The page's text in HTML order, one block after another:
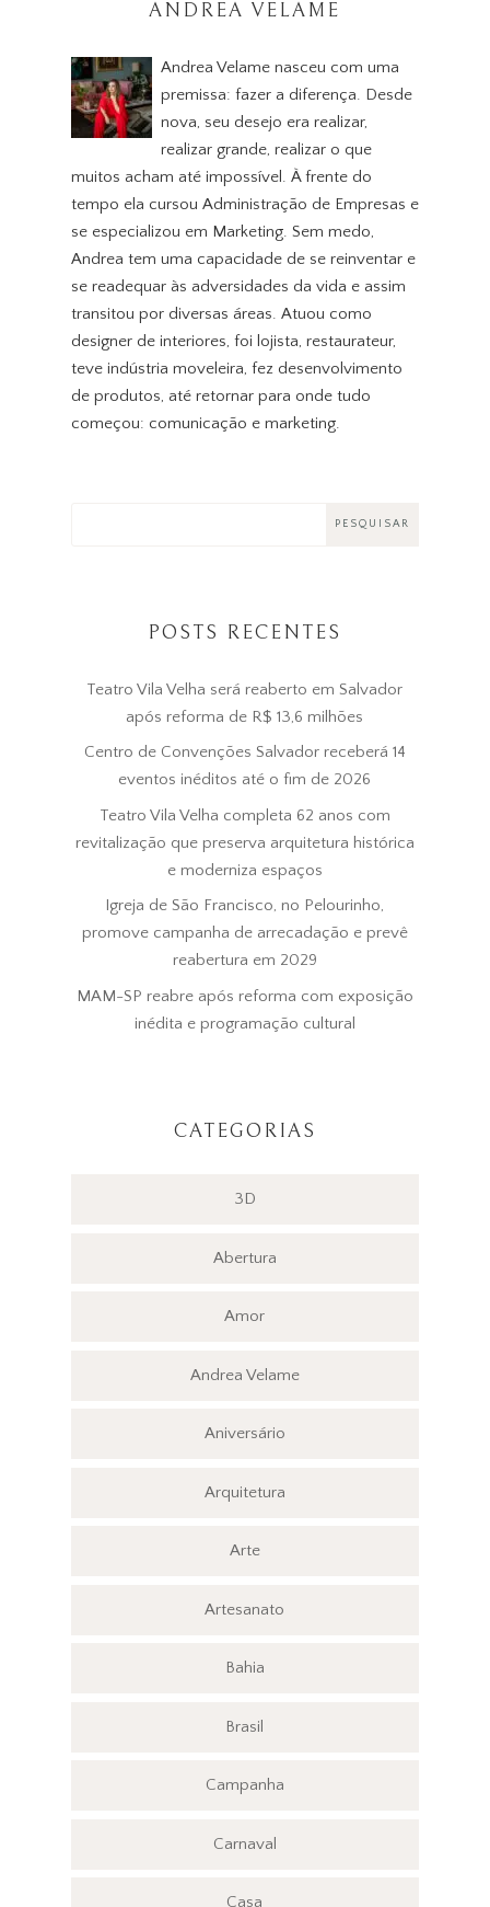
ANDREA VELAME
Andrea Velame nasceu com uma
premissa: fazer a diferença. Desde
nova, seu desejo era realizar,
realizar grande, realizar o que
muitos acham até impossível. À frente do
tempo ela cursou Administração de Empresas e
se especializou em Marketing. Sem medo,
Andrea tem uma capacidade de se reinventar e
se readequar às adversidades da vida e assim
transitou por diversas áreas. Atuou como
designer de interiores, foi lojista, restaurateur,
teve indústria moveleira, fez desenvolvimento
de produtos, até retornar para onde tudo
começou: comunicação e marketing.
POSTS RECENTES
Teatro Vila Velha será reaberto em Salvador
após reforma de R$ 13,6 milhões
Centro de Convenções Salvador receberá 14
eventos inéditos até o fim de 2026
Teatro Vila Velha completa 62 anos com
revitalização que preserva arquitetura histórica
e moderniza espaços
Igreja de São Francisco, no Pelourinho,
promove campanha de arrecadação e prevê
reabertura em 2029
MAM-SP reabre após reforma com exposição
inédita e programação cultural
CATEGORIAS
3D
Abertura
Amor
Andrea Velame
Aniversário
Arquitetura
Arte
Artesanato
Bahia
Brasil
Campanha
Carnaval
Casa